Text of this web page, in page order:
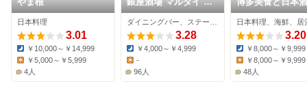
日本料理
3.01
Dinner:
￥10,000～￥14,999
Lunch:
￥5,000～￥5,999
4人
名
3.28
Dinner:
￥4,000～￥4,999
Lunch:
-
96人
喜
日本料理、海鮮、居
3.20
Dinner:
￥8,000～￥9,999
Lunch:
￥8,000～￥9,999
48人